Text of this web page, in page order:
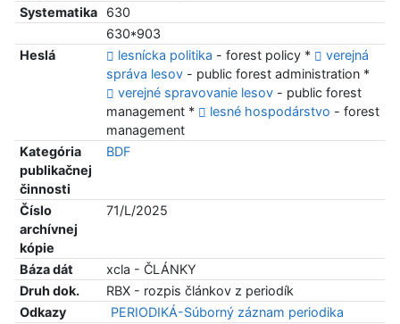
Systematika
630
630*903
Heslá
lesnícka politika - forest policy *
verejná
správa lesov- public forest administration *
verejné spravovanie lesov- public forest
management *
lesné hospodárstvo - forest
management
Kategória
publikačnej
činnosti
BDF
Číslo
archívnej
kópie
71/L/2025
Báza dát
xcla - ČLÁNKY
Druh dok.
RBX - rozpis článkov z periodík
Odkazy
PERIODIKÁ-Súborný záznam periodika